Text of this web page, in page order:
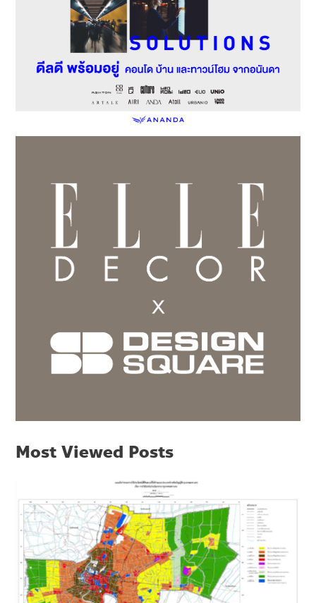
Most Viewed Posts